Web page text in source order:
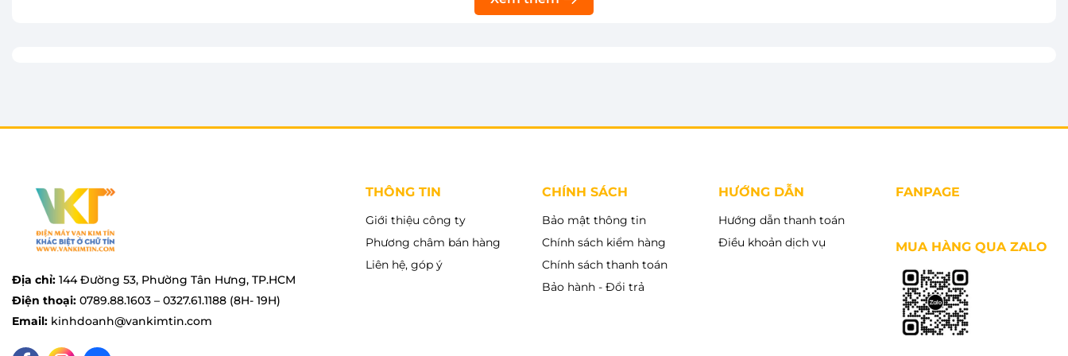
trí lắp đặt phù hợp, tận dụng tối đa diện tích mà vẫn đảm bảo tính thẩm mỹ và sự hài hòa với thiết kế nội
Địa chỉ: 144 Đường 53, Phường Tân Hưng, TP.HCM
Điện thoại: 0789.88.1603 – 0327.61.1188 (8H- 19H)
Email: kinhdoanh@vankimtin.com
THÔNG TIN
Giới thiệu công ty
Phương châm bán hàng
Liên hệ, góp ý
CHÍNH SÁCH
Bảo mật thông tin
Chính sách kiểm hàng
Chính sách thanh toán
Bảo hành - Đổi trả
HƯỚNG DẪN
Hướng dẫn thanh toán
Điều khoản dịch vụ
FANPAGE
MUA HÀNG QUA ZALO